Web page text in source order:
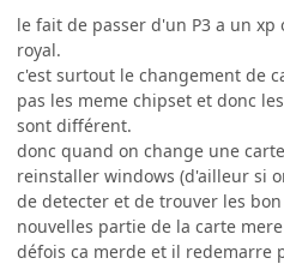
le fait de passer d'un P3 a un
royal.
c'est surtout le changement de
pas les meme chipset et donc
sont différent.
donc quand on change une
reinstaller windows (d'ailleur si
de detecter et de trouver les
nouvelles partie de la carte
défois ca merde et il redemarre